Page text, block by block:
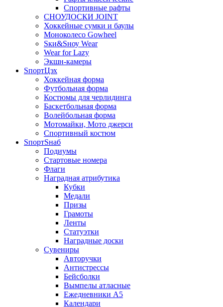
Спортивные рафты
СНОУДОСКИ JOINT
Хоккейные сумки и баулы
Моноколесо Gowheel
Sки&Sноу Wear
Wear for Lazy
Экшн-камеры
SпортЦэх
Хоккейная форма
Футбольная форма
Костюмы для черлидинга
Баскетбольная форма
Волейбольная форма
Мотомайки, Мото джерси
Спортивный костюм
SпортSнаб
Подиумы
Стартовые номера
Флаги
Наградная атрибутика
Кубки
Медали
Призы
Грамоты
Ленты
Статуэтки
Наградные доски
Сувениры
Авторучки
Антистрессы
Бейсболки
Вымпелы атласные
Ежедневники А5
Календари